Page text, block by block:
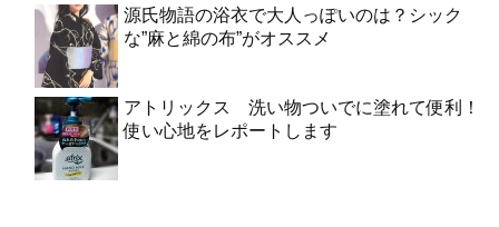
源氏物語の浴衣で大人っぽいのは？シック
な”麻と綿の布”がオススメ
アトリックス 洗い物ついでに塗れて便利！
使い心地をレポートします